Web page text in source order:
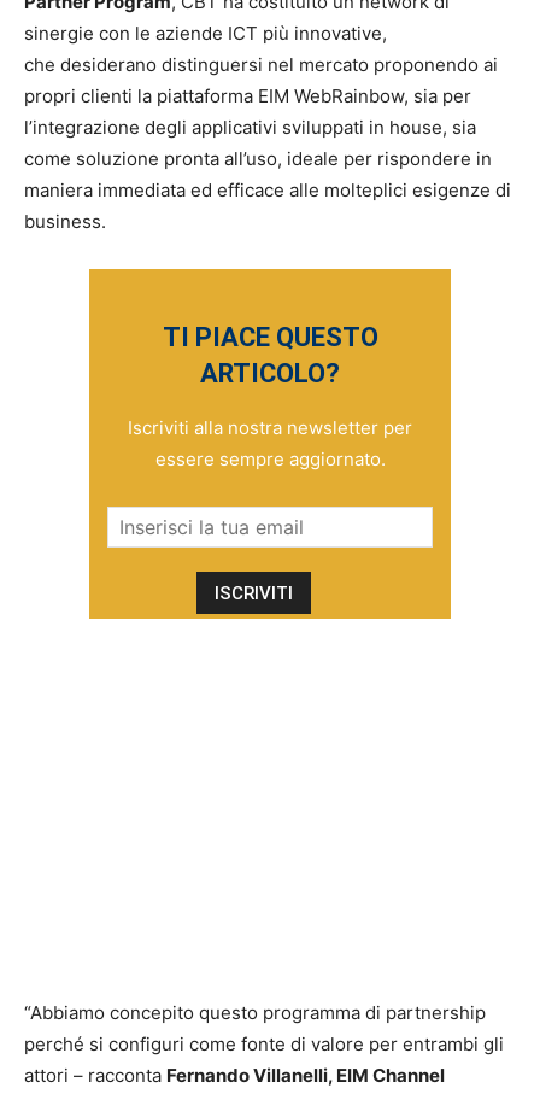
sinergie con le aziende ICT più innovative,
che desiderano distinguersi nel mercato proponendo ai
propri clienti la piattaforma EIM WebRainbow, sia per
l’integrazione degli applicativi sviluppati in house, sia
come soluzione pronta all’uso, ideale per rispondere in
maniera immediata ed efficace alle molteplici esigenze di
business.
TI PIACE QUESTO
ARTICOLO?
Iscriviti alla nostra newsletter per
essere sempre aggiornato.
“Abbiamo concepito questo programma di partnership
perché si configuri come fonte di valore per entrambi gli
attori – racconta Fernando Villanelli, EIM Channel